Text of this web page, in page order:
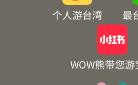
个人游台湾 最
WOW熊带您游